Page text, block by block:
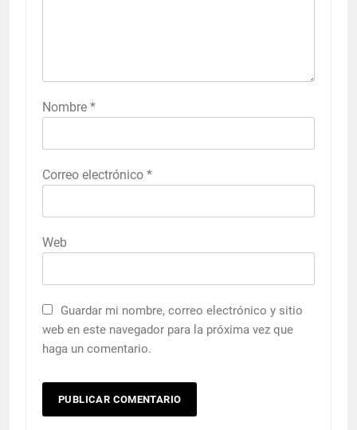
Nombre *
Correo electrónico *
Web
Guardar mi nombre, correo electrónico y sitio
web en este navegador para la próxima vez que
haga un comentario.